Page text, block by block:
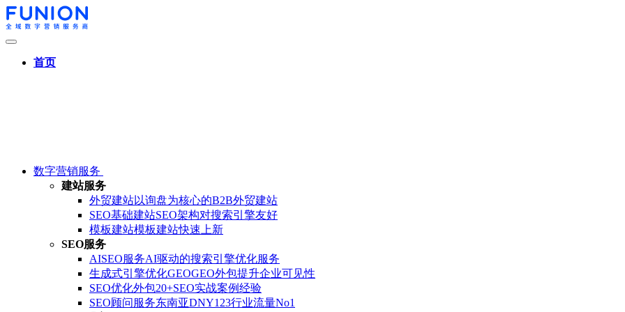
首页
数字营销服务
建站服务
外贸建站以询盘为核心的B2B外贸建站
SEO基础建站SEO架构对搜索引擎友好
模板建站模板建站快速上新
SEO服务
AISEO服务AI驱动的搜索引擎优化服务
生成式引擎优化GEOGEO外包提升企业可见性
SEO优化外包20+SEO实战案例经验
SEO顾问服务东南亚DNY123行业流量No1